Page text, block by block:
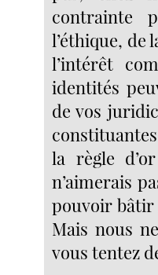
contrainte
l’éthique, de
l’intérêt
identités
de vos
la règle
n’aimerais
pouvoir bâtir
Mais nous
vous tentez